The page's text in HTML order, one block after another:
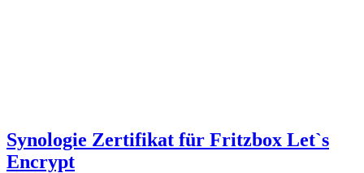
Synologie Zertifikat für Fritzbox Let`s
Encrypt